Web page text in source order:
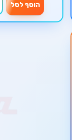
הוסף לסל